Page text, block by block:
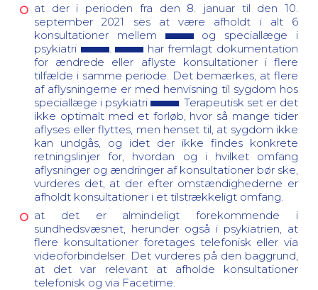
at der i perioden fra den 8. januar til den 10.
september 2021 ses at være afholdt i alt 6
konsultationer mellem
og speciallæge i
psykiatri
.
har fremlagt dokumentation
for ændrede eller aflyste konsultationer i flere
tilfælde i samme periode. Det bemærkes, at flere
af aflysningerne er med henvisning til sygdom hos
speciallæge i psykiatri
. Terapeutisk set er det
ikke optimalt med et forløb, hvor så mange tider
aflyses eller flyttes, men henset til, at sygdom ikke
kan undgås, og idet der ikke findes konkrete
retningslinjer for, hvordan og i hvilket omfang
aflysninger og ændringer af konsultationer bør ske,
vurderes det, at der efter omstændighederne er
afholdt konsultationer i et tilstrækkeligt omfang.
at det er almindeligt forekommende i
sundhedsvæsnet, herunder også i psykiatrien, at
flere konsultationer foretages telefonisk eller via
videoforbindelser. Det vurderes på den baggrund,
at det var relevant at afholde konsultationer
telefonisk og via Facetime.